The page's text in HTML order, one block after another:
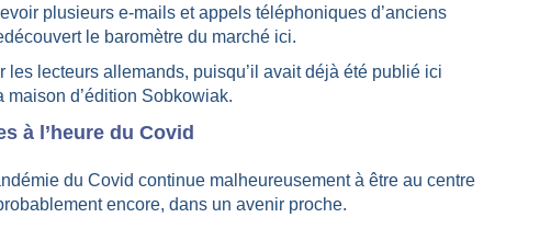
plusieurs e-mails et appels téléphoniques d’anciens
le baromètre du marché ici.
lecteurs allemands, puisqu’il avait déjà été publié ici
maison d’édition Sobkowiak.
à l’heure du Covid
du Covid continue malheureusement à être au centre
encore, dans un avenir proche.